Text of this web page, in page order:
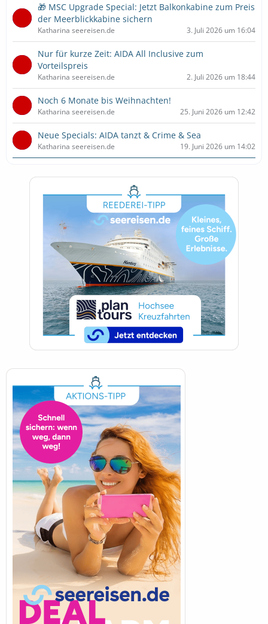
🎁 MSC Upgrade Special: Jetzt Balkonkabine zum Preis
der Meerblickkabine sichern
Katharina seereisen.de 3. Juli 2026 um 16:04
Nur für kurze Zeit: AIDA All Inclusive zum
Vorteilspreis
Katharina seereisen.de 2. Juli 2026 um 18:44
Noch 6 Monate bis Weihnachten!
Katharina seereisen.de 25. Juni 2026 um 12:42
Neue Specials: AIDA tanzt & Crime & Sea
Katharina seereisen.de 19. Juni 2026 um 14:02